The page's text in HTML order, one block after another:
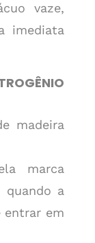
vaze,
imediata
madeira
marca
quando a
entrar em